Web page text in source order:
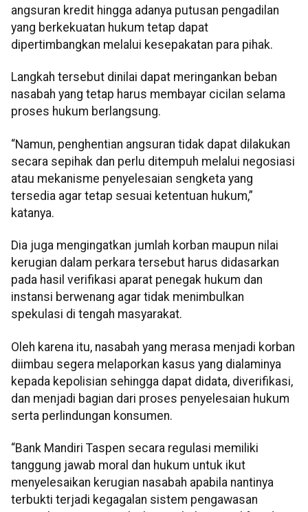
angsuran kredit hingga adanya putusan pengadilan
yang berkekuatan hukum tetap dapat
dipertimbangkan melalui kesepakatan para pihak.
Langkah tersebut dinilai dapat meringankan beban
nasabah yang tetap harus membayar cicilan selama
proses hukum berlangsung.
“Namun, penghentian angsuran tidak dapat dilakukan
secara sepihak dan perlu ditempuh melalui negosiasi
atau mekanisme penyelesaian sengketa yang
tersedia agar tetap sesuai ketentuan hukum,”
katanya.
Dia juga mengingatkan jumlah korban maupun nilai
kerugian dalam perkara tersebut harus didasarkan
pada hasil verifikasi aparat penegak hukum dan
instansi berwenang agar tidak menimbulkan
spekulasi di tengah masyarakat.
Oleh karena itu, nasabah yang merasa menjadi korban
diimbau segera melaporkan kasus yang dialaminya
kepada kepolisian sehingga dapat didata, diverifikasi,
dan menjadi bagian dari proses penyelesaian hukum
serta perlindungan konsumen.
“Bank Mandiri Taspen secara regulasi memiliki
tanggung jawab moral dan hukum untuk ikut
menyelesaikan kerugian nasabah apabila nantinya
terbukti terjadi kegagalan sistem pengawasan